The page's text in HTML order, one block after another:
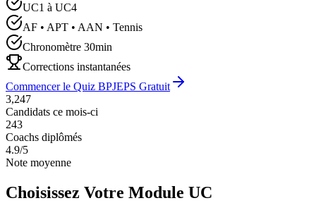
UC1 à UC4
AF • APT • AAN • Tennis
Chronomètre 30min
Corrections instantanées
Commencer le Quiz BPJEPS Gratuit
3,247
Candidats ce mois-ci
243
Coachs diplômés
4.9/5
Note moyenne
Choisissez Votre Module UC